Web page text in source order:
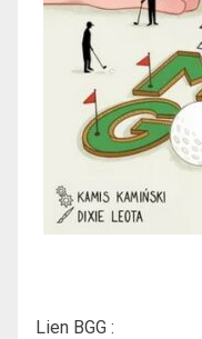
Lien BGG :